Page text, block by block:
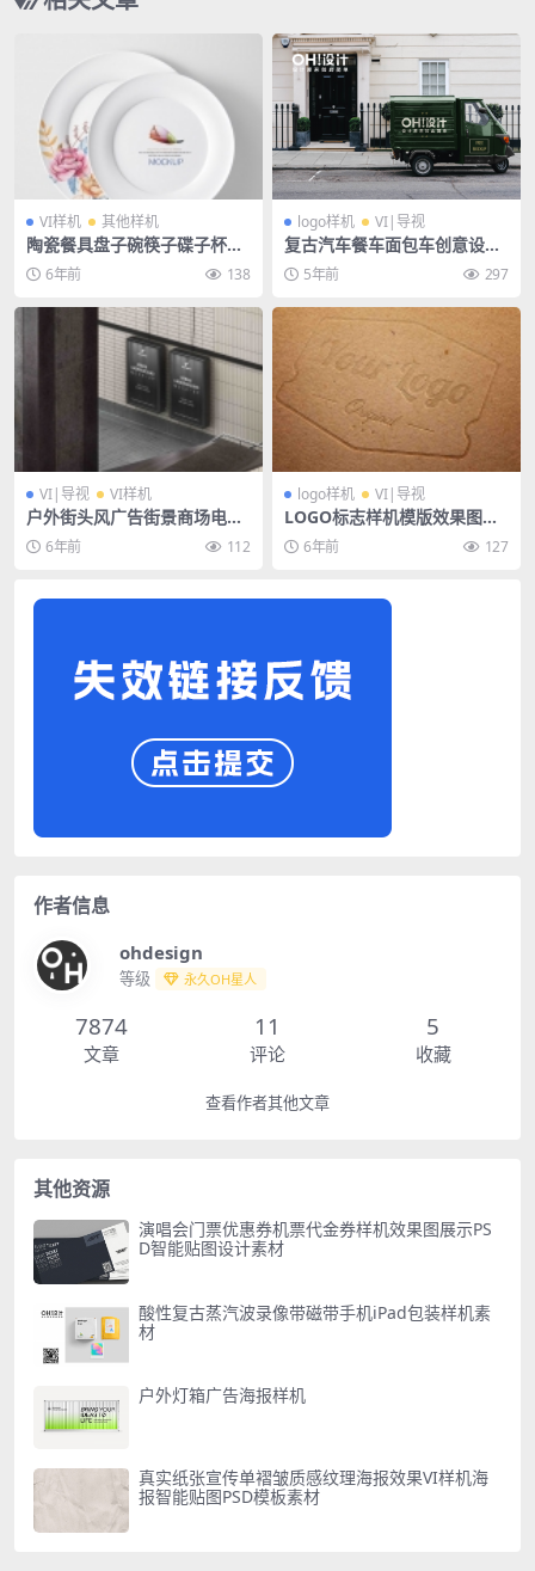
VI样机 其他样机
陶瓷餐具盘子碗筷子碟子杯子
餐厅餐饮酒店饭店样机
6年前 138
logo样机 VI|导视
复古汽车餐车面包车创意设计
感网红文艺样机模版
5年前 297
VI|导视 VI样机
户外街头风广告街景商场电梯
店铺海报橱窗地铁展览画展画
框样机
6年前 112
logo样机 VI|导视
LOGO标志样机模版效果图名
片纸张牛皮纸场景立体凹凸质
感 6年前 127
作者信息
ohdesign
等级 永久OH星人
7874
文章
11
评论
5
收藏
查看作者其他文章
其他资源
演唱会门票优惠券机票代金券样机效果图展示PS
D智能贴图设计素材
酸性复古蒸汽波录像带磁带手机iPad包装样机素
材
户外灯箱广告海报样机
真实纸张宣传单褶皱质感纹理海报效果VI样机海
报智能贴图PSD模板素材